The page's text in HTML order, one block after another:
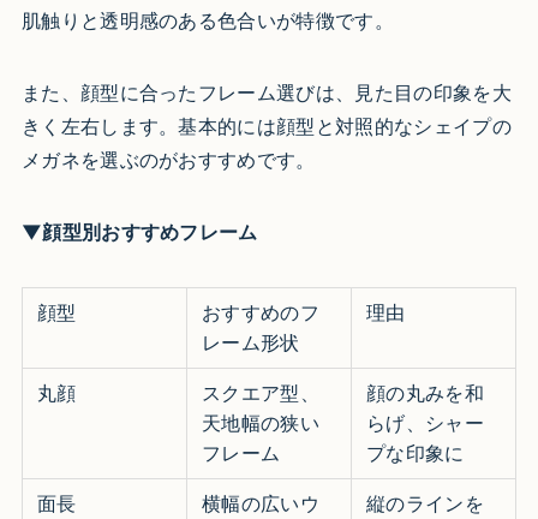
肌触りと透明感のある色合いが特徴です。
また、顔型に合ったフレーム選びは、見た目の印象を大
きく左右します。基本的には顔型と対照的なシェイプの
メガネを選ぶのがおすすめです。
▼顔型別おすすめフレーム
顔型
おすすめのフ
レーム形状
理由
丸顔
スクエア型、
天地幅の狭い
フレーム
顔の丸みを和
らげ、シャー
プな印象に
面長
横幅の広いウ
縦のラインを